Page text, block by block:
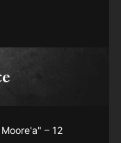
– 12